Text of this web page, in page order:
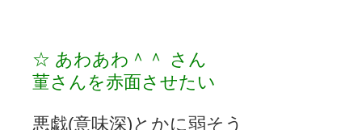
☆ あわあわ＾＾ さん
菫さんを赤面させたい
悪戯(意味深)とかに弱そう